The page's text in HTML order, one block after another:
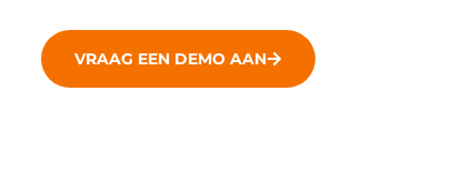
VRAAG EEN DEMO AAN